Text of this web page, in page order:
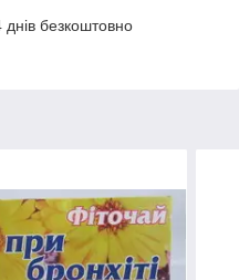
безкоштовно